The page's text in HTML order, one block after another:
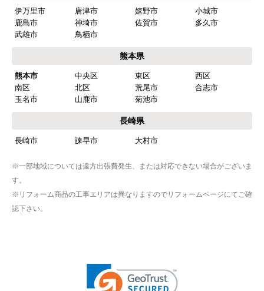
【このショップを選んだ理由は？】
商品価格がお手頃だった
【注文からどのくらいで届きましたか？】
忘れました
【その他感想・コメント】
工事は土曜日に申し込んだが、
たので、仕事を1日休まなければならなかった。
hisahisa229 さん
ショップからの連絡や対応は適切でしたか？
伊万里市 唐津市 嬉野市
小城市
鹿島市
神埼市 佐賀市
多久市
武雄市
鳥栖市
熊本県
熊本市 中央区 東区
西区
南区
北区 荒尾市
合志市
玉名市
山鹿市 菊池市
長崎県
長崎市 諫早市 大村市
※一部地域については遠方出張費発生、または対応できない場合がございま
す。
※リフォーム商品の工事エリアは異なりますのでリフォームページにてご確
認下さい。